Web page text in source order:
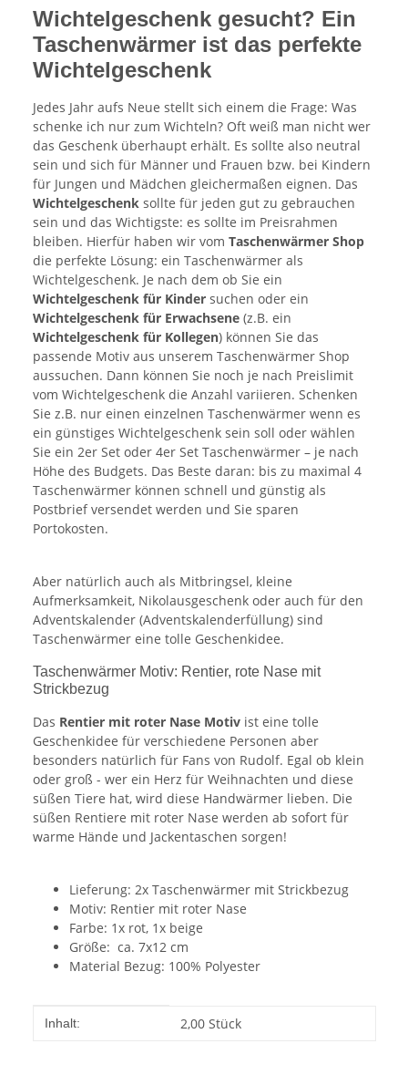
Wichtelgeschenk gesucht? Ein
Taschenwärmer ist das perfekte
Wichtelgeschenk
Jedes Jahr aufs Neue stellt sich einem die Frage: Was
schenke ich nur zum Wichteln? Oft weiß man nicht wer
das Geschenk überhaupt erhält. Es sollte also neutral
sein und sich für Männer und Frauen bzw. bei Kindern
für Jungen und Mädchen gleichermaßen eignen. Das
Wichtelgeschenk sollte für jeden gut zu gebrauchen
sein und das Wichtigste: es sollte im Preisrahmen
bleiben. Hierfür haben wir vom Taschenwärmer Shop
die perfekte Lösung: ein Taschenwärmer als
Wichtelgeschenk. Je nach dem ob Sie ein
Wichtelgeschenk für Kinder suchen oder ein
Wichtelgeschenk für Erwachsene (z.B. ein
Wichtelgeschenk für Kollegen) können Sie das
passende Motiv aus unserem Taschenwärmer Shop
aussuchen. Dann können Sie noch je nach Preislimit
vom Wichtelgeschenk die Anzahl variieren. Schenken
Sie z.B. nur einen einzelnen Taschenwärmer wenn es
ein günstiges Wichtelgeschenk sein soll oder wählen
Sie ein 2er Set oder 4er Set Taschenwärmer – je nach
Höhe des Budgets. Das Beste daran: bis zu maximal 4
Taschenwärmer können schnell und günstig als
Postbrief versendet werden und Sie sparen
Portokosten.
Aber natürlich auch als Mitbringsel, kleine
Aufmerksamkeit, Nikolausgeschenk oder auch für den
Adventskalender (Adventskalenderfüllung) sind
Taschenwärmer eine tolle Geschenkidee.
Taschenwärmer Motiv: Rentier, rote Nase mit
Strickbezug
Das Rentier mit roter Nase Motiv ist eine tolle
Geschenkidee für verschiedene Personen aber
besonders natürlich für Fans von Rudolf. Egal ob klein
oder groß - wer ein Herz für Weihnachten und diese
süßen Tiere hat, wird diese Handwärmer lieben. Die
süßen Rentiere mit roter Nase werden ab sofort für
warme Hände und Jackentaschen sorgen!
Lieferung: 2x Taschenwärmer mit Strickbezug
Motiv: Rentier mit roter Nase
Farbe: 1x rot, 1x beige
Größe: ca. 7x12 cm
Material Bezug: 100% Polyester
Produkteigenschaft
Wert
Inhalt: 2,00 Stück